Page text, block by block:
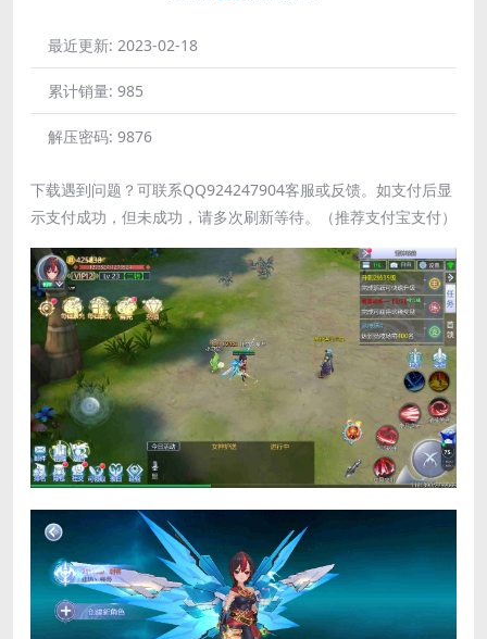
最近更新: 2023-02-18
累计销量: 985
解压密码: 9876
下载遇到问题？可联系QQ924247904客服或反馈。如支付后显
示支付成功，但未成功，请多次刷新等待。（推荐支付宝支付）